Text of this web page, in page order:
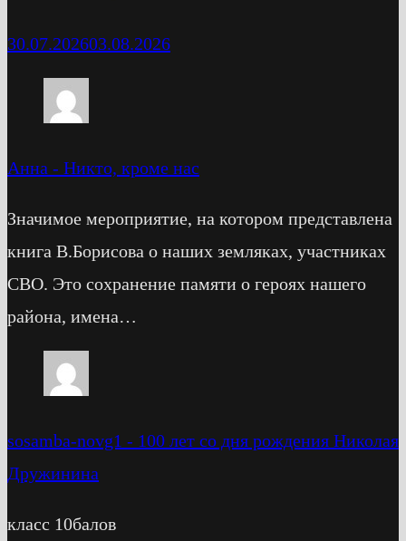
30.07.202603.08.2026
Анна - Никто, кроме нас
Значимое мероприятие, на котором представлена
книга В.Борисова о наших земляках, участниках
СВО. Это сохранение памяти о героях нашего
района, имена…
sosamba-novg1 - 100 лет со дня рождения Николая
Дружинина
класс 10балов